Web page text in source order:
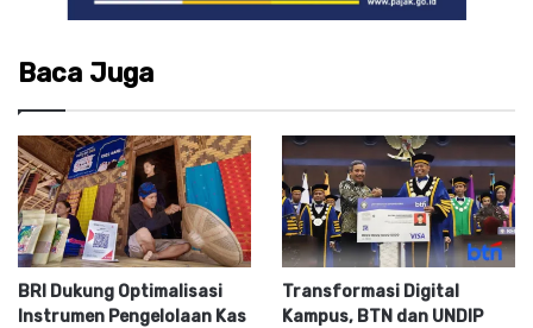
Baca Juga
BRI Dukung Optimalisasi
Instrumen Pengelolaan Kas
Transformasi Digital
Kampus, BTN dan UNDIP